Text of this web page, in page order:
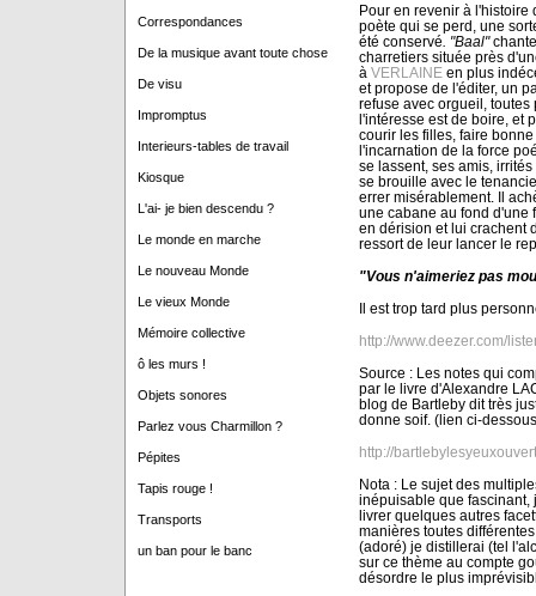
Correspondances
De la musique avant toute chose
De visu
Impromptus
Interieurs-tables de travail
Kiosque
L'ai- je bien descendu ?
Le monde en marche
Le nouveau Monde
Le vieux Monde
Mémoire collective
ô les murs !
Objets sonores
Parlez vous Charmillon ?
Pépites
Tapis rouge !
Transports
un ban pour le banc
Pour en revenir à l'histoire
poète qui se perd, une
été conservé . "Baal"
charretiers située près
à VERLAINEen plus
et propose de l'éditer, un
refuse avec orgueil,
l'intéresse est de boire, et
courir les filles, faire
l'incarnation de la force
se lassent, ses amis,
se brouille avec le
errer misérablement. Il
une cabane au fond d'une
en dérision et lui crachent
ressort de leur lancer le
"Vous n'aimeriez pas
Il est trop tard plus
http://www.deezer.com/
Source : Les notes qui
par le livre d'Alexandre
blog de Bartleby dit très
donne soif. (lien ci-
http://
Nota : Le sujet des
inépuisable que fascinant,
livrer quelques autres
manières toutes
(adoré) je distillerai (tel
sur ce thème au compte
désordre le plus